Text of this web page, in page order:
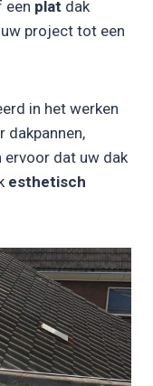
een plat dak
project tot een
in het werken
dakpannen,
ervoor dat uw dak
esthetisch